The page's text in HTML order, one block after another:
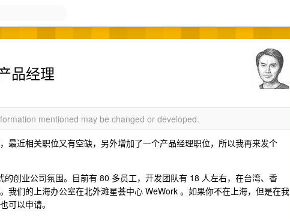
品经理
mentioned may be changed or developed.
最近相关职位又有空缺，另外增加了一个产品经理职位，所以我再来发个
创业公司氛围。目前有 80 多员工，开发团队有 18 人左右，在台湾、香
我们的上海办公室在北外滩星荟中心 WeWork 。如果你不在上海，但是在我
可以申请。